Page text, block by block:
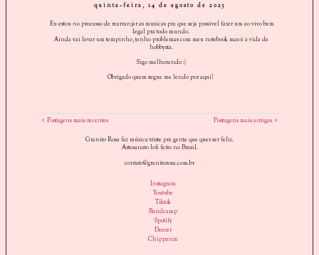
quinta-feira, 14 de agosto de 2025
Eu estou no processo de rearranjar as musicas pra que seja possível fazer um ao vivo bem
legal pra todo mundo.
Ainda vai levar um tempinho, tenho problemas com meu notebook mas é a vida de
hobbysta.
Sigo melhorando :)
Obrigado quem segue me lendo por aqui!
Postagens mais antigas
Postagens mais recentes
Granito Rosa faz música triste pra gente que quer ser feliz.
Artesanato lofi feito no Brasil.
contato@granitorosa.com.br
Instagram
Youtube
Tiktok
Bandcamp
Spotify
Deezer
Chippanze